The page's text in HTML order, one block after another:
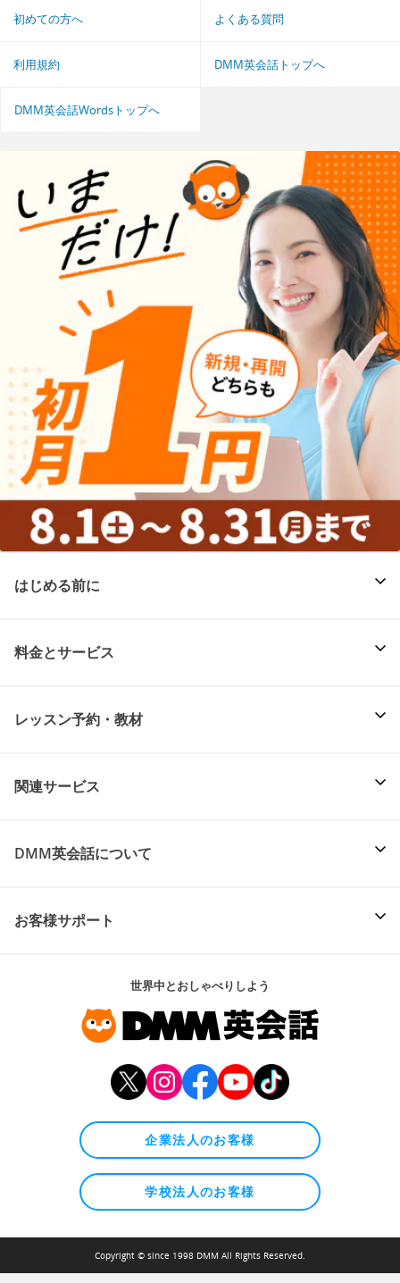
初めての方へ よくある質問
利用規約 DMM英会話トップへ
DMM英会話Wordsトップへ
はじめる前に
料金とサービス
レッスン予約・教材
関連サービス
DMM英会話について
お客様サポート
世界中とおしゃべりしよう
企業法人のお客様
学校法人のお客様
Copyright © since 1998 DMM All Rights Reserved.